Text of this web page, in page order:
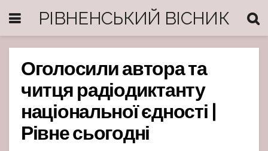
РІВНЕНСЬКИЙ ВІСНИК
Оголосили автора та
читця радіодиктанту
національної єдності |
Рівне сьогодні